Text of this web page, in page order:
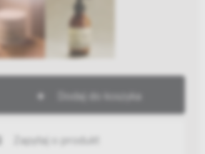
Dodaj do koszyka
Zapytaj o produkt